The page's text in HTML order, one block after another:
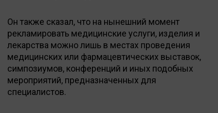
Он также сказал, что на нынешний момент
рекламировать медицинские услуги, изделия и
лекарства можно лишь в местах проведения
медицинских или фармацевтических выставок,
симпозиумов, конференций и иных подобных
мероприятий, предназначенных для
специалистов.